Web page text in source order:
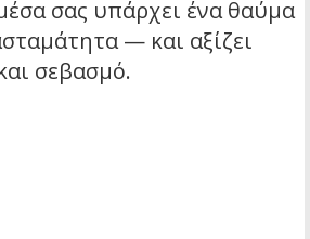
σας υπάρχει ένα θαύμα
— και αξίζει
σεβασμό.